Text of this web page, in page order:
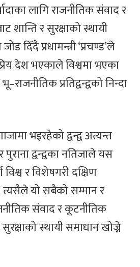
लागि राजनीतिक संवाद र
शान्ति र सुरक्षाको स्थायी
दिँदै प्रधामन्त्री ‘प्रचण्ड’ले
देश भएकाले विश्वमा भएका
प्रतिद्वन्द्वको निन्दा
भइरहेको द्वन्द्व अत्यन्त
पुराना द्वन्द्वका नतिजाले यस
विश्व र विशेषगरी दक्षिण
त्यसैले यो सबैको सम्मान र
संवाद र कूटनीतिक
स्थायी समाधान खोज्ने